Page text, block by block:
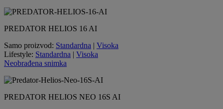
PREDATOR HELIOS 16 AI
Samo proizvod: Standardna | Visoka
Lifestyle: Standardna | Visoka
Neobrađena snimka
PREDATOR HELIOS NEO 16S AI